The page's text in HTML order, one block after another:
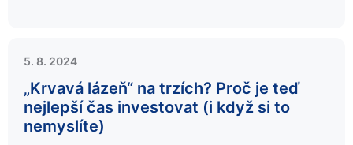
5. 8. 2024
„Krvavá lázeň“ na trzích? Proč je teď
nejlepší čas investovat (i když si to
nemyslíte)